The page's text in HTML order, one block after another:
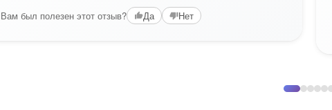
Вам был полезен этот отзыв? Да Нет